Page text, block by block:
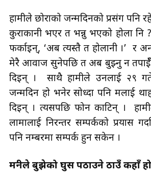
हामीले छोराको जन्मदिनको प्रसंग पनि
कुराकानी भएर त भन्नु भएको होला
फर्काइन्, ‘अब त्यस्तै त होलानी ।’ र
मेरै आवाज सुनेपछि त अब बुझ्नु न
दिइन् । साथै हामीले उनलाई २९
जन्मदिन हो भनेर सोध्दा पनि मलाई
दिइन् । त्यसपछि फोन काटिन् ।
लामालाई निरन्तर सम्पर्कको प्रयास
पनि नम्बरमा सम्पर्क हुन सकेन ।
मन्त्रीले बुझेको घुस पठाउने ठाउँ कहाँ